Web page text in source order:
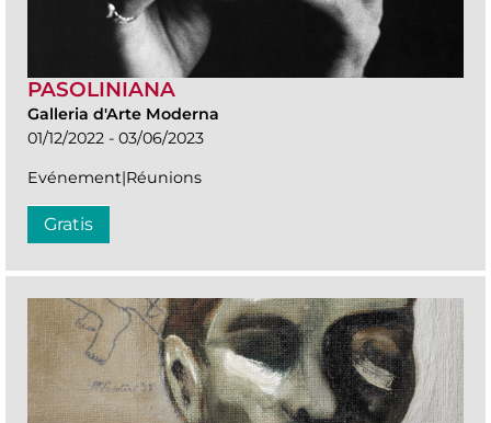
PASOLINIANA
Galleria d'Arte Moderna
01/12/2022 - 03/06/2023
Evénement|Réunions
Gratis